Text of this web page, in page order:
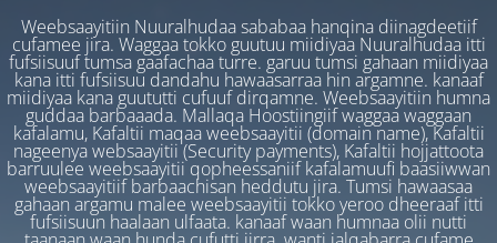
Weebsaayitiin Nuuralhudaa sababaa hanqina diinagdeetiif
cufamee jira. Waggaa tokko guutuu miidiyaa Nuuralhudaa itti
fufsiisuuf tumsa gaafachaa turre. garuu tumsi gahaan miidiyaa
kana itti fufsiisuu dandahu hawaasarraa hin argamne. kanaaf
miidiyaa kana guututti cufuuf dirqamne. Weebsaayitiin humna
guddaa barbaaada. Mallaqa Hoostiingiif waggaa waggaan
kafalamu, Kafaltii maqaa weebsaayitii (domain name), Kafaltii
nageenya websaayitii (Security payments), Kafaltii hojjattoota
barruulee weebsaayitii qopheessaniif kafalamuufi baasiiwwan
weebsaayitiif barbaachisan heddutu jira. Tumsi hawaasaa
gahaan argamu malee weebsaayitii tokko yeroo dheeraaf itti
fufsiisuun haalaan ulfaata. kanaaf waan humnaa olii nutti